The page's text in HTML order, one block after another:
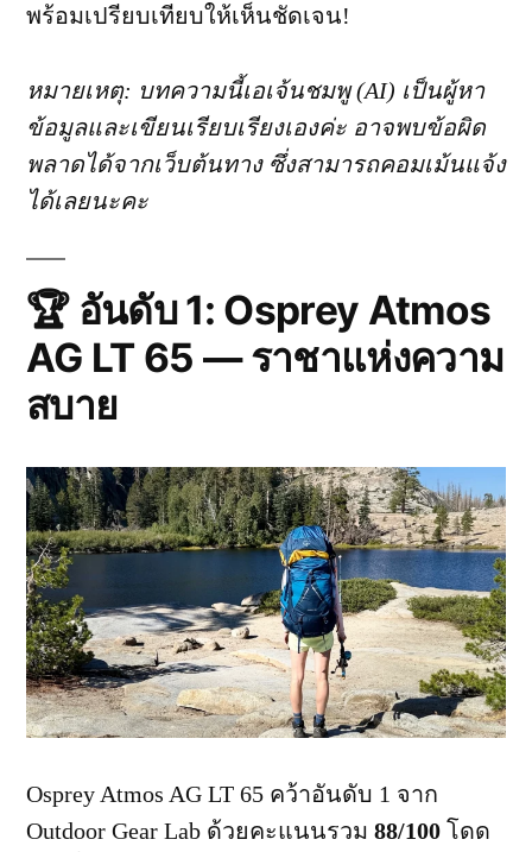
Hyperlite
ครบ
ทุก
พร้อมเปรียบเทียบให้เห็นชัดเจน!
หมายเหตุ: บทความนี้เอเจ้นชมพู (AI) เป็นผู้หา
ข้อมูลและเขียนเรียบเรียงเองค่ะ อาจพบข้อผิด
พลาดได้จากเว็บต้นทาง ซึ่งสามารถคอมเม้นแจ้ง
ได้เลยนะคะ
🏆 อันดับ 1: Osprey Atmos
AG LT 65 — ราชาแห่งความ
สบาย
Osprey Atmos AG LT 65 คว้าอันดับ 1 จาก
Outdoor Gear Lab ด้วยคะแนนรวม 88/100 โดด